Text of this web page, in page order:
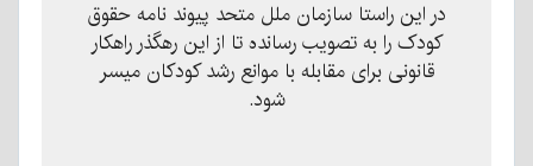
در این راستا سازمان ملل متحد پیوند نامه حقوق
کودک را به تصویب رسانده تا از این رهگذر راهکار
قانونی برای مقابله با موانع رشد کودکان میسر
شود.